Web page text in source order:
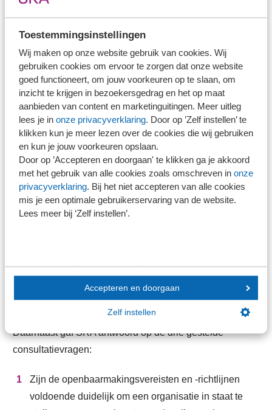
Toestemmingsinstellingen
Wij maken op onze website gebruik van cookies. Wij
gebruiken cookies om ervoor te zorgen dat onze website
goed functioneert, om jouw voorkeuren op te slaan, om
inzicht te krijgen in bezoekersgedrag en het op maat
aanbieden van content en marketinguitingen. Meer uitleg
lees je in onze privacyverklaring. Door op ’Zelf instellen’ te
klikken kun je meer lezen over de cookies die wij gebruiken
en kun je jouw voorkeuren opslaan.
Door op ’Accepteren en doorgaan' te klikken ga je akkoord
met het gebruik van alle cookies zoals omschreven in onze
privacyverklaring. Bij het niet accepteren van alle cookies
mis je een optimale gebruikerservaring van de website.
Lees meer bij ‘Zelf instellen’.
Accepteren en doorgaan
Zelf instellen
Vanzelfsprekend bij het uitvoeren van (wettelijke)
controles, en nog veel meer in verband met grote
financiële risico's die kunnen oplopen tot situaties van
Het is daarom evident dat het Nederlandse mkb aan de
slag gaat en/of blijft met IT-risico's. Bezien vanuit deze
context is het NRI een goed initiatief. De kanttekening die
SRA en ook mkb-opdrachtgevers willen plaatsen, is dat
management van IT geen 'papieren tijger' met onnodige
Consultatievragen
Daarnaast gaf SRA antwoord op de drie gestelde
consultatievragen:
Zijn de openbaarmakingsvereisten en -richtlijnen
voldoende duidelijk om een organisatie in staat te